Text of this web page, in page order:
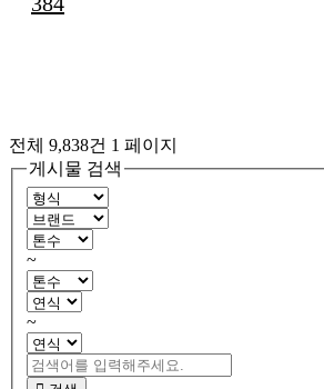
전체 9,838건 1 페이지
게시물 검색
~
~